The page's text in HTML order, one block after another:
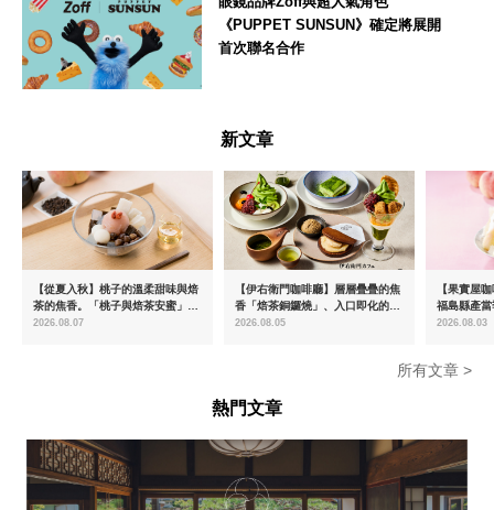
《PUPPET SUNSUN》確定將展開
首次聯名合作
新文章
【從夏入秋】桃子的溫柔甜味與焙
茶的焦香。「桃子與焙茶安蜜」將
於8月中旬起限時販售
2026.08.07
【伊右衛門咖啡廳】層層疊疊的焦
香「焙茶銅鑼燒」、入口即化的
「宇治抹茶提拉米蘇」全新登場
2026.08.05
【果實屋
福島縣產
2026.08.03
所有文章 >
熱門文章